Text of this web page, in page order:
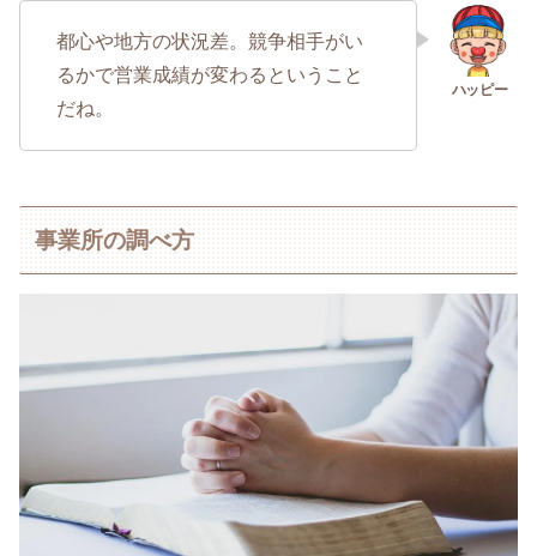
都心や地方の状況差。競争相手がい
るかで営業成績が変わるということ
だね。
事業所の調べ方